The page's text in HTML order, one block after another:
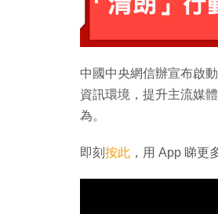
中國中央網信辦宣布啟
資訊環境，提升主流媒
為。
即刻 按此 ，用 App 睇更